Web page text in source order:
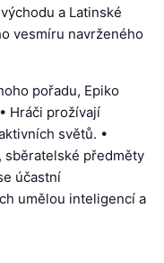
a Latinské
vesmíru navrženého
pořadu, Epiko
Hráči prožívají
světů. •
sběratelské předměty
účastní
umělou inteligencí a